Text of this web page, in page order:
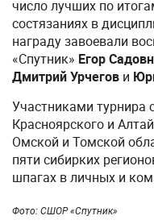
число лучших по
состязаниях в
награду завоевали
«Спутник» Егор
Дмитрий Урчегов и
Участниками турнира
Красноярского и
Омской и Томской
пяти сибирких
шпагах в личных и
Фото: СШОР «Спутник»